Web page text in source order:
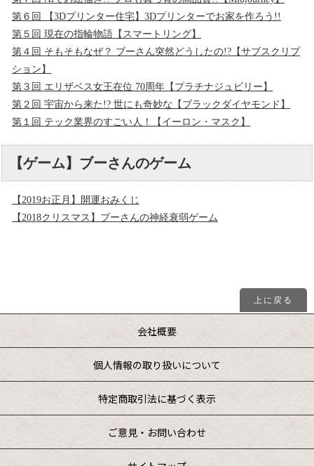
第６回 【3Dプリンター住宅】3Dプリンターでお家を作ろう!!
第５回 現在の指輪物語【スマートリング】
第４回 そもそもなぜ？ ブーさん突然どうしたの!?【サブスクリプ
ション】
第３回 エリザベス女王在位 70周年【プラチナジュビリー】
第２回 宇宙から来た!? 世にも奇妙な【ブラックダイヤモンド】
第１回 テック業界のすごい人！【イーロン・マスク】
【ゲーム】ブーさんのゲーム
【2019お正月】開運おみくじ
【2018クリスマス】ブーさんの神経衰弱ゲーム
上に戻る
会社概要
個人情報の取り扱いについて
特定商取引法に基づく表示
ご意見・お問い合わせ